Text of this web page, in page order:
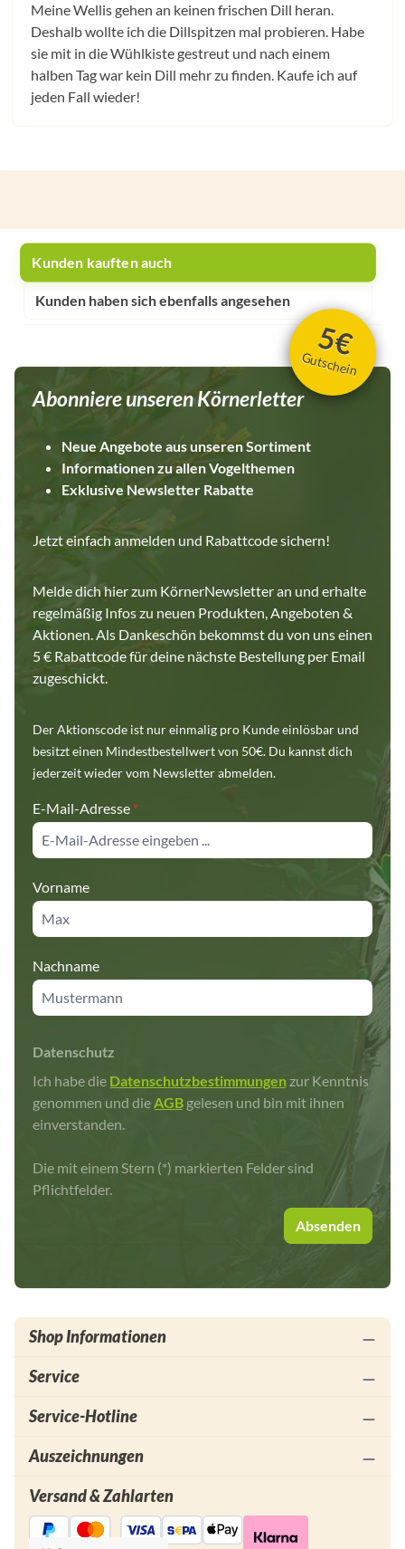
Meine Wellis gehen an keinen frischen Dill heran.
Deshalb wollte ich die Dillspitzen mal probieren. Habe
sie mit in die Wühlkiste gestreut und nach einem
halben Tag war kein Dill mehr zu finden. Kaufe ich auf
jeden Fall wieder!
Kunden kauften auch
Kunden haben sich ebenfalls angesehen
5€
Gutschein
Abonniere unseren Körnerletter
Neue Angebote aus unseren Sortiment
Informationen zu allen Vogelthemen
Exklusive Newsletter Rabatte
Jetzt einfach anmelden und Rabattcode sichern!
Melde dich hier zum KörnerNewsletter an und erhalte
regelmäßig Infos zu neuen Produkten, Angeboten &
Aktionen. Als Dankeschön bekommst du von uns einen
5 € Rabattcode für deine nächste Bestellung per Email
zugeschickt.
Der Aktionscode ist nur einmalig pro Kunde einlösbar und
besitzt einen Mindestbestellwert von 50€. Du kannst dich
jederzeit wieder vom Newsletter abmelden.
E-Mail-Adresse *
Vorname
Nachname
Datenschutz
Ich habe die Datenschutzbestimmungen zur Kenntnis
genommen und dieAGB gelesen und bin mit ihnen
einverstanden.
Die mit einem Stern (*) markierten Felder sind
Pflichtfelder.
Absenden
Shop Informationen
Service
Service-Hotline
Auszeichnungen
Versand & Zahlarten